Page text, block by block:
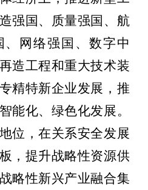
强国、质量强国、航
网络强国、数字中
造工程和重大技术装
精特新企业发展，推
能化、绿色化发展。
位，在关系安全发展
，提升战略性资源供
略性新兴产业融合集